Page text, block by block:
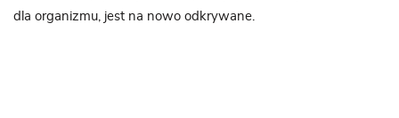
dla organizmu, jest na nowo odkrywane.